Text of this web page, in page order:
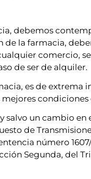
debemos
la farmacia,
comercio,
de ser de alquiler.
es de
salvo un cambio
de
número
Segunda, del